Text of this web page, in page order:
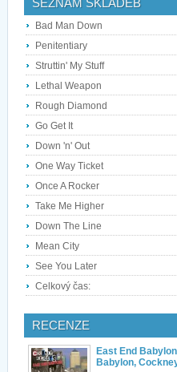
SEZNAM SKLADEB
Bad Man Down
Penitentiary
Struttin' My Stuff
Lethal Weapon
Rough Diamond
Go Get It
Down 'n' Out
One Way Ticket
Once A Rocker
Take Me Higher
Down The Line
Mean City
See You Later
Celkový čas:
RECENZE
East End
Babylon,